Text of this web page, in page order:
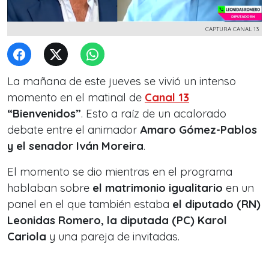
CAPTURA CANAL 13
La mañana de este jueves se vivió un intenso
momento en el matinal de Canal 13
“Bienvenidos”. Esto a raíz de un acalorado
debate entre el animador Amaro Gómez-Pablos
y el senador Iván Moreira.
El momento se dio mientras en el programa
hablaban sobre el matrimonio igualitario en un
panel en el que también estaba el diputado (RN)
Leonidas Romero, la diputada (PC) Karol
Cariola y una pareja de invitadas.